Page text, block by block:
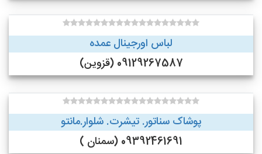
لباس اورجینال عمده
09129267587 (قزوین)
پوشاک سناتور. تیشرت. شلوار.مانتو
09392461691 (سمنان )